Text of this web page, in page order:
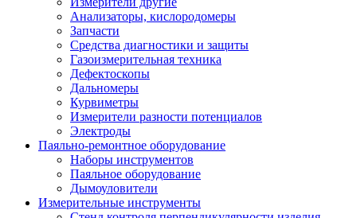
Анализаторы, кислородомеры
Запчасти
Средства диагностики и защиты
Газоизмерительная техника
Дефектоскопы
Дальномеры
Курвиметры
Измерители разности потенциалов
Электроды
Паяльно-ремонтное оборудование
Наборы инструментов
Паяльное оборудование
Дымоуловители
Измерительные инструменты